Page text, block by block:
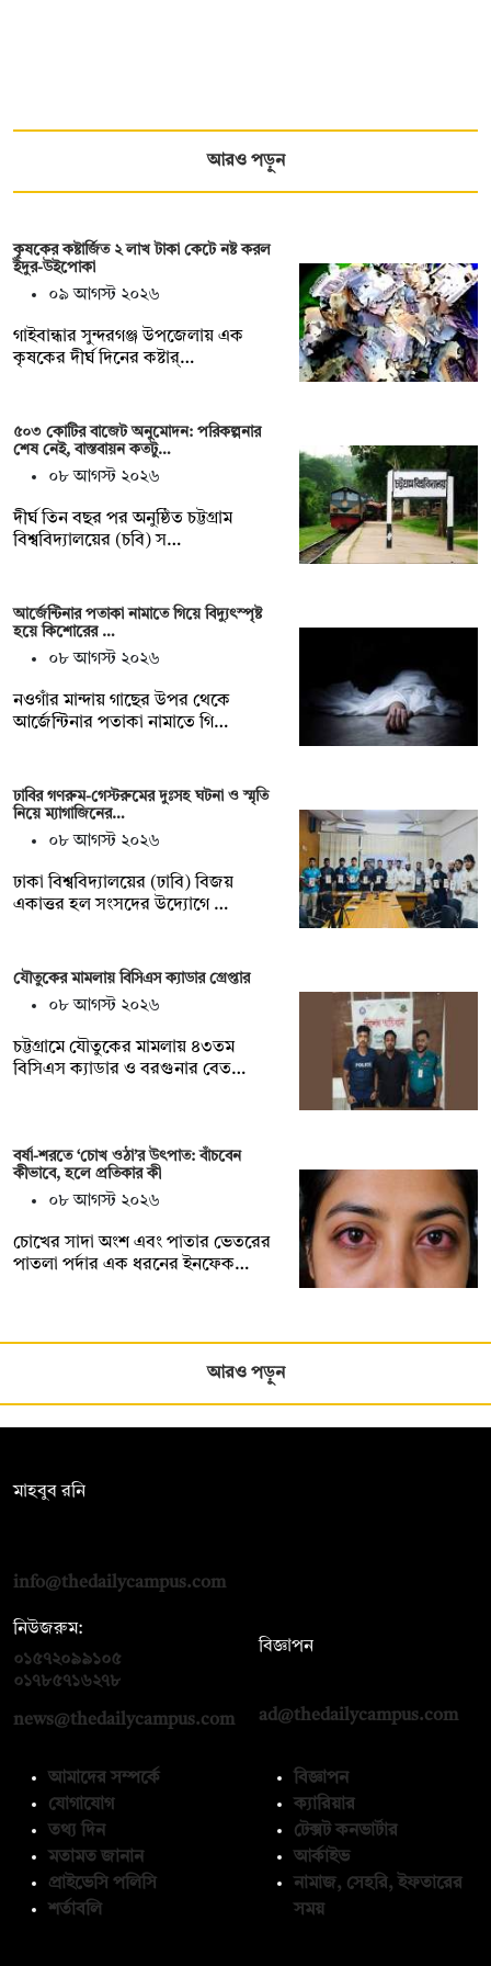
আরও পড়ুন
কৃষকের কষ্টার্জিত ২ লাখ টাকা কেটে নষ্ট করল
ইঁদুর-উইপোকা
০৯ আগস্ট ২০২৬
গাইবান্ধার সুন্দরগঞ্জ উপজেলায় এক
কৃষকের দীর্ঘ দিনের কষ্টার্…
৫০৩ কোটির বাজেট অনুমোদন: পরিকল্পনার
শেষ নেই, বাস্তবায়ন কতটু…
০৮ আগস্ট ২০২৬
দীর্ঘ তিন বছর পর অনুষ্ঠিত চট্টগ্রাম
বিশ্ববিদ্যালয়ের (চবি) স…
আর্জেন্টিনার পতাকা নামাতে গিয়ে বিদ্যুৎস্পৃষ্ট
হয়ে কিশোরের …
০৮ আগস্ট ২০২৬
নওগাঁর মান্দায় গাছের উপর থেকে
আর্জেন্টিনার পতাকা নামাতে গি…
ঢাবির গণরুম-গেস্টরুমের দুঃসহ ঘটনা ও স্মৃতি
নিয়ে ম্যাগাজিনের…
০৮ আগস্ট ২০২৬
ঢাকা বিশ্ববিদ্যালয়ের (ঢাবি) বিজয়
একাত্তর হল সংসদের উদ্যোগে …
যৌতুকের মামলায় বিসিএস ক্যাডার গ্রেপ্তার
০৮ আগস্ট ২০২৬
চট্টগ্রামে যৌতুকের মামলায় ৪৩তম
বিসিএস ক্যাডার ও বরগুনার বেত…
বর্ষা-শরতে ‘চোখ ওঠা’র উৎপাত: বাঁচবেন
কীভাবে, হলে প্রতিকার কী
০৮ আগস্ট ২০২৬
চোখের সাদা অংশ এবং পাতার ভেতরের
পাতলা পর্দার এক ধরনের ইনফেক…
আরও পড়ুন
মাহবুব রনি
info@thedailycampus.com
নিউজরুম:
০১৫৭২০৯৯১০৫
০১৭৮৫৭১৬২৭৮
news@thedailycampus.com
বিজ্ঞাপন
ad@thedailycampus.com
আমাদের সম্পর্কে
যোগাযোগ
তথ্য দিন
মতামত জানান
প্রাইভেসি পলিসি
শর্তাবলি
বিজ্ঞাপন
ক্যারিয়ার
টেক্সট কনভার্টার
আর্কাইভ
নামাজ, সেহরি, ইফতারের
সময়